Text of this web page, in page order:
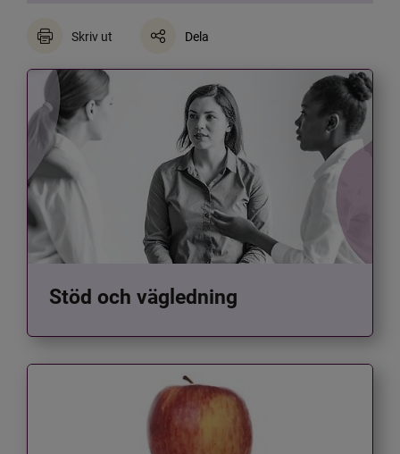
Skriv ut Dela
Stöd och vägledning